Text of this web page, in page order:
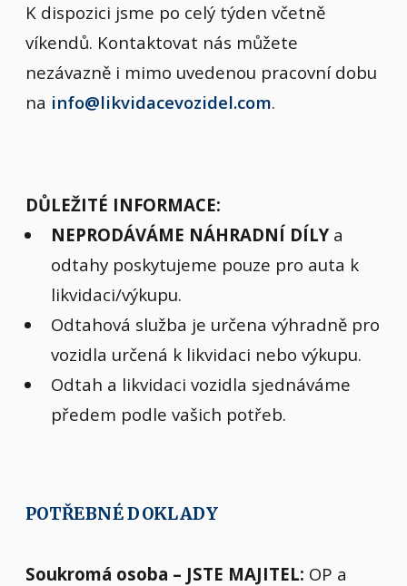
K dispozici jsme po celý týden včetně
víkendů. Kontaktovat nás můžete
nezávazně i mimo uvedenou pracovní dobu
na info@likvidacevozidel.com.
DŮLEŽITÉ INFORMACE:
NEPRODÁVÁME NÁHRADNÍ DÍLYa
odtahy poskytujeme pouze pro auta k
likvidaci/výkupu.
Odtahová služba je určena výhradně pro
vozidla určená k likvidaci nebo výkupu.
Odtah a likvidaci vozidla sjednáváme
předem podle vašich potřeb.
POTŘEBNÉ DOKLADY
Soukromá osoba – JSTE MAJITEL: OP a